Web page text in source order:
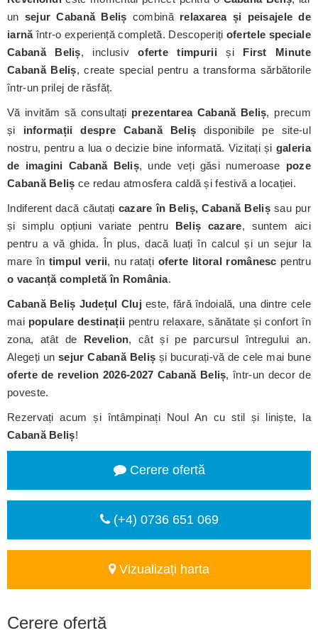
un sejur Cabană Beliș combină relaxarea și peisajele de
iarnăîntr-o experiență completă. Descoperiți ofertele speciale
Cabană Beliș, inclusivoferte timpurii și First Minute
Cabană Beliș, create special pentru a transforma sărbătorile
într-un prilej de răsfăț.
Vă invităm să consultați prezentarea Cabană Beliș, precum
și informații despre Cabană Beliș disponibile pe site-ul
nostru, pentru a lua o decizie bine informată. Vizitați și galeria
de imagini Cabană Beliș, unde veți găsi numeroase poze
Cabană Beliș ce redau atmosfera caldă și festivă a locației.
Indiferent dacă căutați cazare în Beliș, Cabană Belișsau pur
și simplu opțiuni variate pentru Beliș cazare, suntem aici
pentru a vă ghida. În plus, dacă luați în calcul și un sejur la
mare în timpul verii, nu ratați oferte litoral românesc pentru
o vacanță completă în România.
Cabană Beliș Județul Cluj este, fără îndoială, una dintre cele
mai populare destinații pentru relaxare, sănătate și confort în
zona, atât de Revelion, cât și pe parcursul întregului an.
Alegeți unsejur Cabană Beliș și bucurați-vă de cele mai bune
oferte de revelion 2026-2027 Cabană Beliș, într-un decor de
poveste.
Rezervați acum și întâmpinați Noul An cu stil și liniște, la
Cabană Beliș!
Cerere ofertă
(+4) 0736 651 069
Vizualizați harta
Cerere ofertă